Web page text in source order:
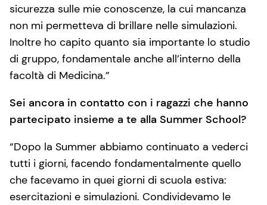
sicurezza sulle mie conoscenze, la cui mancanza
non mi permetteva di brillare nelle simulazioni.
Inoltre ho capito quanto sia importante lo studio
di gruppo, fondamentale anche all’interno della
facoltà di Medicina.”
Sei ancora in contatto con i ragazzi che hanno
partecipato insieme a te alla Summer School?
“Dopo la Summer abbiamo continuato a vederci
tutti i giorni, facendo fondamentalmente quello
che facevamo in quei giorni di scuola estiva:
esercitazioni e simulazioni. Condividevamo le